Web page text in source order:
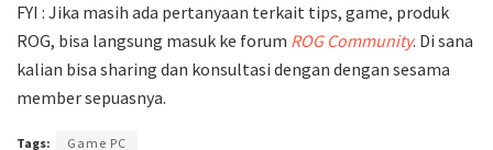
FYI : Jika masih ada pertanyaan terkait tips, game, produk
ROG, bisa langsung masuk ke forum ROG Community. Di sana
kalian bisa sharing dan konsultasi dengan dengan sesama
member sepuasnya.
Tags: Game PC